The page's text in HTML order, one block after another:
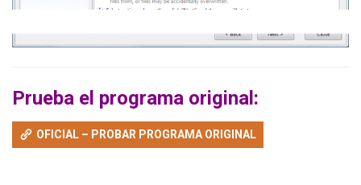
Prueba el programa original:
OFICIAL – PROBAR PROGRAMA ORIGINAL